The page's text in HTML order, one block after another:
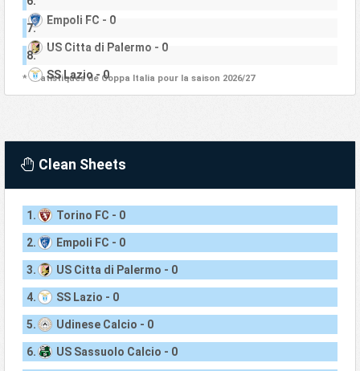
Empoli FC - 0
7.
US Citta di Palermo - 0
8.
SS Lazio - 0
* Statistiques de Coppa Italia pour la saison 2026/27
Clean Sheets
1. Torino FC - 0
2. Empoli FC - 0
3. US Citta di Palermo - 0
4. SS Lazio - 0
5. Udinese Calcio - 0
6. US Sassuolo Calcio - 0